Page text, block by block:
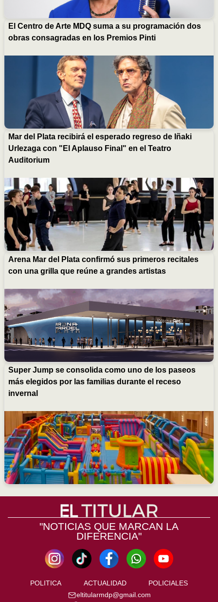
El Centro de Arte MDQ suma a su programación dos
obras consagradas en los Premios Pinti
Mar del Plata recibirá el esperado regreso de Iñaki
Urlezaga con "El Aplauso Final" en el Teatro
Auditorium
Arena Mar del Plata confirmó sus primeros recitales
con una grilla que reúne a grandes artistas
Super Jump se consolida como uno de los paseos
más elegidos por las familias durante el receso
invernal
"NOTICIAS QUE MARCAN LA
DIFERENCIA"
POLITICA ACTUALIDAD POLICIALES
eltitularmdp@gmail.com